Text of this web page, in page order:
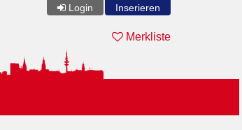
Login Inserieren
Merkliste